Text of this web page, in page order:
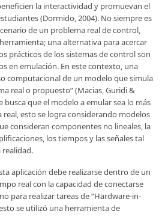
la interactividad y promuevan el
(Dormido, 2004). No siempre es
de un problema real de control,
una alternativa para acercar
prácticos de los sistemas de control son
en emulación. En este contexto, una
computacional de un modelo que simula
real o propuesto” (Macias, Guridi &
busca que el modelo a emular sea lo más
real, esto se logra considerando modelos
consideran componentes no lineales, la
los tiempos y las señales tal
realidad.
aplicación debe realizarse dentro de un
real con la capacidad de conectarse
para realizar tareas de “Hardware-in-
se utilizó una herramienta de